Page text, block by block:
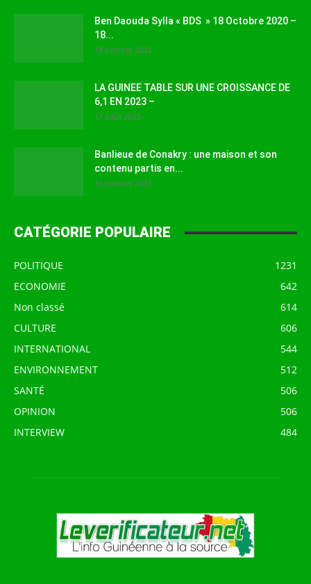
Ben Daouda Sylla « BDS » 18 Octobre 2020 –
18...
18 octobre 2024
LA GUINEE TABLE SUR UNE CROISSANCE DE
6,1 EN 2023 –
17 août 2023
Banlieue de Conakry : une maison et son
contenu partis en...
16 octobre 2024
CATÉGORIE POPULAIRE
POLITIQUE
1231
ECONOMIE
642
Non classé
614
CULTURE
606
INTERNATIONAL
544
ENVIRONNEMENT
512
SANTÉ
506
OPINION
506
INTERVIEW
484